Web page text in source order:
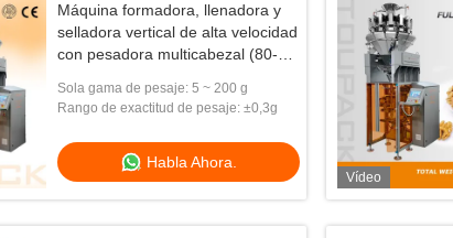
Máquina formadora, llenadora y
selladora vertical de alta velocidad
con pesadora multicabezal (80-
Sola gama de pesaje: 5 ~ 200 g
Rango de exactitud de pesaje: ±0,3g
Habla Ahora.
Vídeo